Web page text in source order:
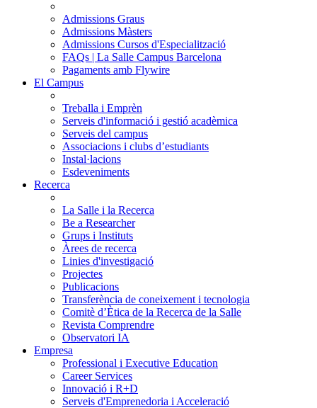
Admissions Graus
Admissions Màsters
Admissions Cursos d'Especialització
FAQs | La Salle Campus Barcelona
Pagaments amb Flywire
El Campus
Treballa i Emprèn
Serveis d'informació i gestió acadèmica
Serveis del campus
Associacions i clubs d’estudiants
Instal·lacions
Esdeveniments
Recerca
La Salle i la Recerca
Be a Researcher
Grups i Instituts
Àrees de recerca
Linies d'investigació
Projectes
Publicacions
Transferència de coneixement i tecnologia
Comitè d’Ètica de la Recerca de la Salle
Revista Comprendre
Observatori IA
Empresa
Professional i Executive Education
Career Services
Innovació i R+D
Serveis d'Emprenedoria i Acceleració